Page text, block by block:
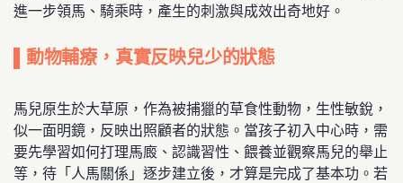
進一步領馬、騎乘時，產生的刺激與成效出奇地好。
▌動物輔療，真實反映兒少的狀態
馬兒原生於大草原，作為被捕獵的草食性動物，生性敏銳，
似一面明鏡，反映出照顧者的狀態。當孩子初入中心時，需
要先學習如何打理馬廄、認識習性、餵養並觀察馬兒的舉止
等，待「人馬關係」逐步建立後，才算是完成了基本功。若